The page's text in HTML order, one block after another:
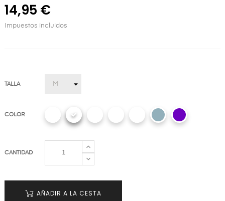
14,95 €
Impuestos incluidos
TALLA
COLOR
CANTIDAD
AÑADIR A LA CESTA